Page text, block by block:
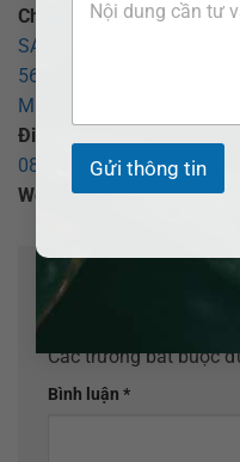
Gửi thông tin
Chi nhánh Bình Dương:
SAIGON – CHI NHÁNH
569 Đại lộ Bình Dương,
Minh
Điện thoại:
0855.017.017(Hôn nhân) -
Website: adbsaigon.com
Để lại một bình
Email của bạn sẽ
Các trường bắt buộc
Bình luận *